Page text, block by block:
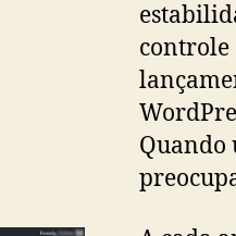
controle
Quando